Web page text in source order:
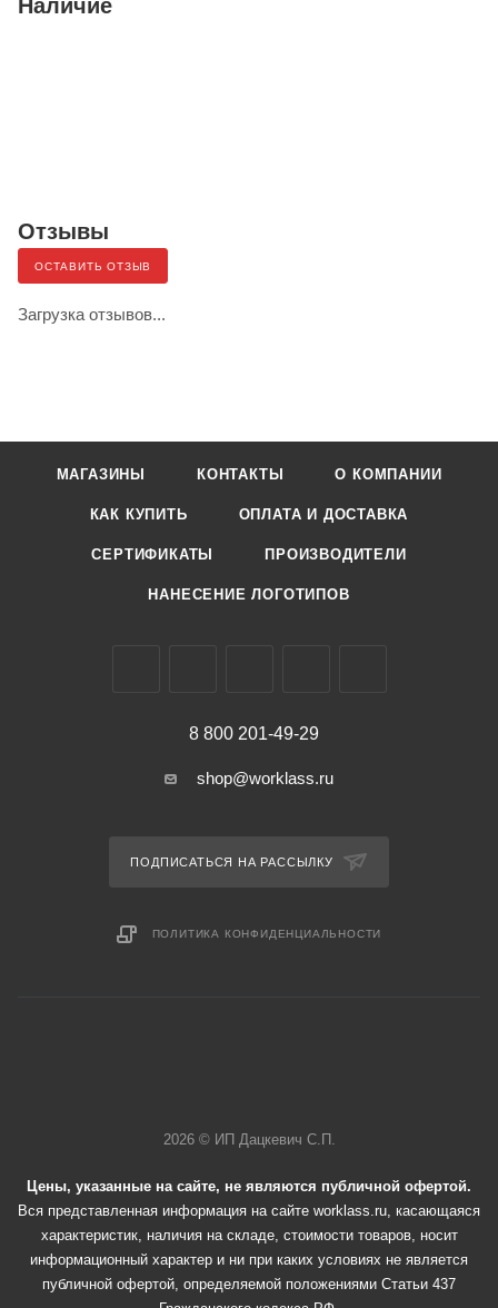
Наличие
Отзывы
ОСТАВИТЬ ОТЗЫВ
Загрузка отзывов...
МАГАЗИНЫ КОНТАКТЫ О КОМПАНИИ
КАК КУПИТЬ ОПЛАТА И ДОСТАВКА
СЕРТИФИКАТЫ ПРОИЗВОДИТЕЛИ
НАНЕСЕНИЕ ЛОГОТИПОВ
8 800 201-49-29
shop@worklass.ru
ПОДПИСАТЬСЯ НА РАССЫЛКУ
ПОЛИТИКА КОНФИДЕНЦИАЛЬНОСТИ
2026 © ИП Дацкевич С.П.
Цены, указанные на сайте, не являются публичной офертой.
Вся представленная информация на сайте worklass.ru, касающаяся
характеристик, наличия на складе, стоимости товаров, носит
информационный характер и ни при каких условиях не является
публичной офертой, определяемой положениями Статьи 437